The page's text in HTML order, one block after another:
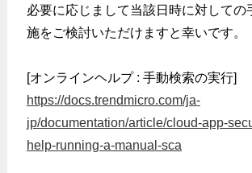
必要に応じまして当該日時に対しての
施をご検討いただけますと幸いです。
[オンラインヘルプ : 手動検索の実行]
https://docs.trendmicro.com/ja-
jp/documentation/article/cloud-app-
help-running-a-manual-sca